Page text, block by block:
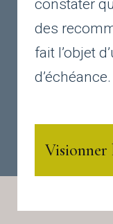
constater
des
fait l’objet
d’échéance.
Visionner